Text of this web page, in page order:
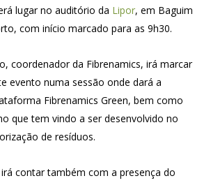
lugar no auditório da Lipor, em Baguim
com início marcado para as 9h30.
coordenador da Fibrenamics, irá marcar
evento numa sessão onde dará a
Fibrenamics Green, bem como
que tem vindo a ser desenvolvido no
de resíduos.
irá contar também com a presença do